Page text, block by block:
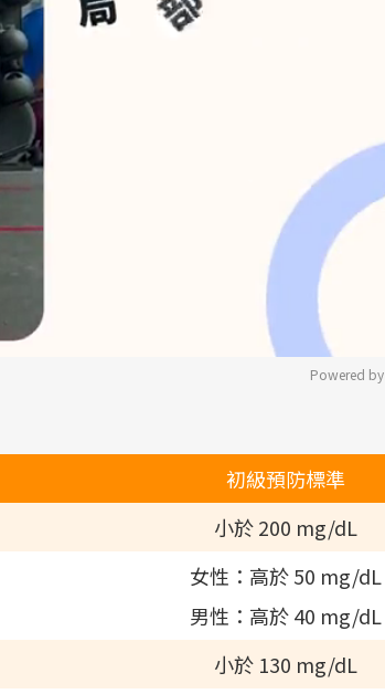
Powered by
初級預防標準
小於 200 mg/dL
女性：高於 50 mg/dL
男性：高於 40 mg/dL
小於 130 mg/dL